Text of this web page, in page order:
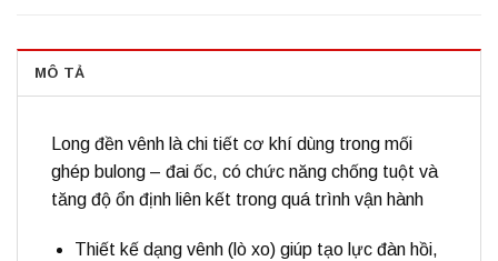
MÔ TẢ
Long đền vênh là chi tiết cơ khí dùng trong mối
ghép bulong – đai ốc, có chức năng chống tuột và
tăng độ ổn định liên kết trong quá trình vận hành
Thiết kế dạng vênh (lò xo)giúp tạo lực đàn hồi,